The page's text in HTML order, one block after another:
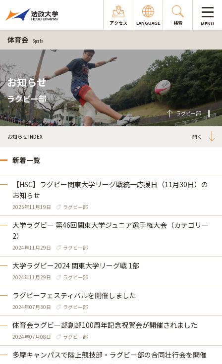
アクセス LANGUAGE 検索 MENU
体育会 Sports
お知らせ
ラグビー部
ラグビー部
お知らせ INDEX
新着一覧
【HSC】ラグビー関東大学リーグ戦統一応援日（11月30日）の
お知らせ
2025年11月19日 ラグビー部
大学ラグビー 第46回関東大学ジュニア選手権大会（カテゴリー
2）
2024年11月29日 ラグビー部
大学ラグビー2024 関東大学リーグ戦 1部
2024年11月29日 ラグビー部
ラグビーフェスティバルを開催しました
2024年07月30日 ラグビー部
体育会ラグビー部創部100周年記念祝賀会が開催されました
2024年07月08日 ラグビー部
多摩キャンパスで陸上競技部・ラグビー部の合同壮行会を開催